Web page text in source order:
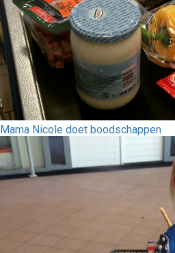
Mama Nicole doet boodschappen